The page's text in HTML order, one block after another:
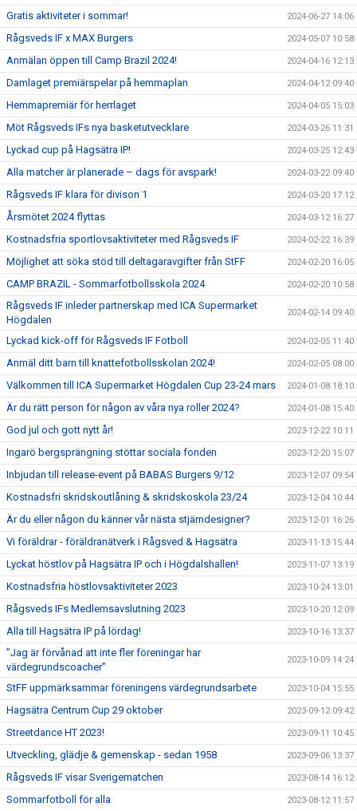
Gratis aktiviteter i sommar! 2024-06-27 14:06
Rågsveds IF x MAX Burgers 2024-05-07 10:58
Anmälan öppen till Camp Brazil 2024! 2024-04-16 12:13
Damlaget premiärspelar på hemmaplan 2024-04-12 09:40
Hemmapremiär för herrlaget 2024-04-05 15:03
Möt Rågsveds IFs nya basketutvecklare 2024-03-26 11:31
Lyckad cup på Hagsätra IP! 2024-03-25 12:43
Alla matcher är planerade – dags för avspark! 2024-03-22 09:40
Rågsveds IF klara för divison 1 2024-03-20 17:12
Årsmötet 2024 flyttas 2024-03-12 16:27
Kostnadsfria sportlovsaktiviteter med Rågsveds IF 2024-02-22 16:39
Möjlighet att söka stöd till deltagaravgifter från StFF 2024-02-20 16:05
CAMP BRAZIL - Sommarfotbollsskola 2024 2024-02-20 10:58
Rågsveds IF inleder partnerskap med ICA Supermarket
Högdalen
2024-02-14 09:40
Lyckad kick-off för Rågsveds IF Fotboll 2024-02-05 11:40
Anmäl ditt barn till knattefotbollsskolan 2024! 2024-02-05 08:00
Välkommen till ICA Supermarket Högdalen Cup 23-24 mars 2024-01-08 18:10
Är du rätt person för någon av våra nya roller 2024? 2024-01-08 15:40
God jul och gott nytt år! 2023-12-22 10:11
Ingarö bergsprängning stöttar sociala fonden 2023-12-20 15:07
Inbjudan till release-event på BABAS Burgers 9/12 2023-12-07 09:54
Kostnadsfri skridskoutlåning & skridskoskola 23/24 2023-12-04 10:44
Är du eller någon du känner vår nästa stjärndesigner? 2023-12-01 16:26
Vi föräldrar - föräldranätverk i Rågsved & Hagsätra 2023-11-13 15:44
Lyckat höstlov på Hagsätra IP och i Högdalshallen! 2023-11-07 13:19
Kostnadsfria höstlovsaktiviteter 2023 2023-10-24 13:01
Rågsveds IFs Medlemsavslutning 2023 2023-10-20 12:09
Alla till Hagsätra IP på lördag! 2023-10-16 13:37
”Jag är förvånad att inte fler föreningar har
värdegrundscoacher”
2023-10-09 14:24
StFF uppmärksammar föreningens värdegrundsarbete 2023-10-04 15:55
Hagsätra Centrum Cup 29 oktober 2023-09-12 09:42
Streetdance HT 2023! 2023-09-11 10:45
Utveckling, glädje & gemenskap - sedan 1958 2023-09-06 13:37
Rågsveds IF visar Sverigematchen 2023-08-14 16:12
Sommarfotboll för alla 2023-08-12 11:57